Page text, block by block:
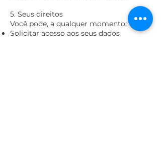
5. Seus direitos
Você pode, a qualquer momento:
Solicitar acesso aos seus dados